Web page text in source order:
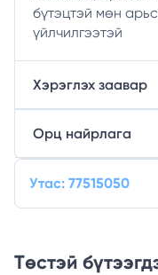
бүтэцтэй мөн
үйлчилгээтэй
Хэрэглэх заавар
Орц найрлага
Утас: 77515050
Төстэй